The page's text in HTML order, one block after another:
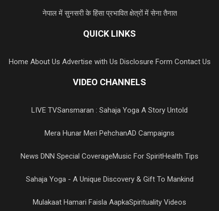
नेपाल में सुनसरी के हिंसा प्रभावित क्षेत्रों में सेना तैनात
QUICK LINKS
Home About Us Advertise with Us Disclosure Form Contact Us
VIDEO CHANNELS
LIVE TVSansmaran : Sahaja Yoga A Story Untold
Mera Hunar Meri PehchanAD Campaigns
News DNN Special CoverageMusic For SpiritHealth Tips
Sahaja Yoga - A Unique Discovery & Gift To Mankind
Mulakaat Hamari Faisla AapkaSpirituality Videos